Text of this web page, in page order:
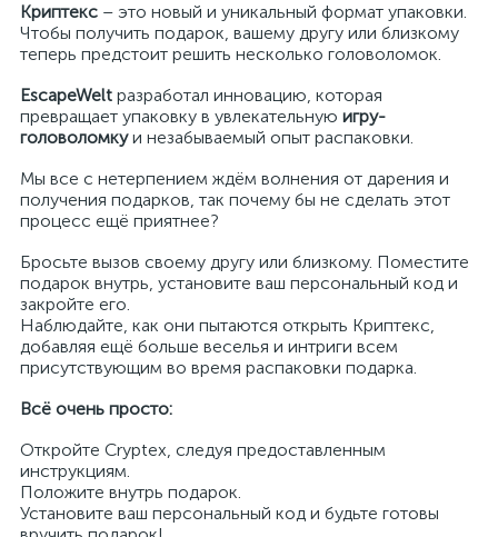
Криптекс – это новый и уникальный формат упаковки.
Чтобы получить подарок, вашему другу или близкому
теперь предстоит решить несколько головоломок.
EscapeWelt разработал инновацию, которая
превращает упаковку в увлекательную игру-
головоломкуи незабываемый опыт распаковки.
Мы все с нетерпением ждём волнения от дарения и
получения подарков, так почему бы не сделать этот
процесс ещё приятнее?
Бросьте вызов своему другу или близкому. Поместите
подарок внутрь, установите ваш персональный код и
закройте его.
Наблюдайте, как они пытаются открыть Криптекс,
добавляя ещё больше веселья и интриги всем
присутствующим во время распаковки подарка.
Всё очень просто:
Откройте Cryptex, следуя предоставленным
инструкциям.
Положите внутрь подарок.
Установите ваш персональный код и будьте готовы